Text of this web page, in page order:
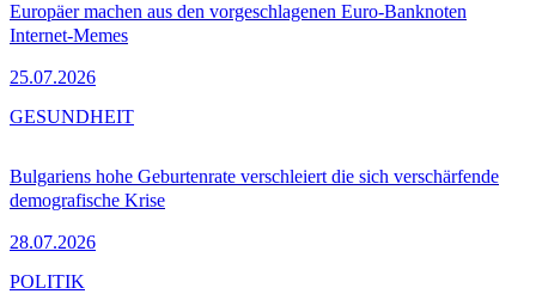
Europäer machen aus den vorgeschlagenen Euro-Banknoten
Internet-Memes
25.07.2026
Bulgariens hohe Geburtenrate verschleiert die sich verschärfende
demografische Krise
28.07.2026
GESUNDHEIT
POLITIK